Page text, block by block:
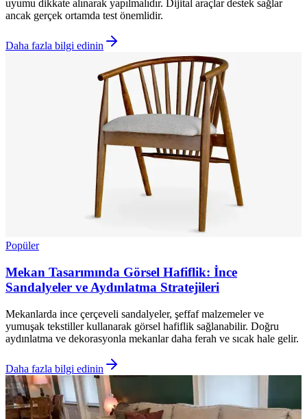
uyumu dikkate alınarak yapılmalıdır. Dijital araçlar destek sağlar
ancak gerçek ortamda test önemlidir.
Daha fazla bilgi edinin
Popüler
Mekan Tasarımında Görsel Hafiflik: İnce
Sandalyeler ve Aydınlatma Stratejileri
Mekanlarda ince çerçeveli sandalyeler, şeffaf malzemeler ve
yumuşak tekstiller kullanarak görsel hafiflik sağlanabilir. Doğru
aydınlatma ve dekorasyonla mekanlar daha ferah ve sıcak hale gelir.
Daha fazla bilgi edinin